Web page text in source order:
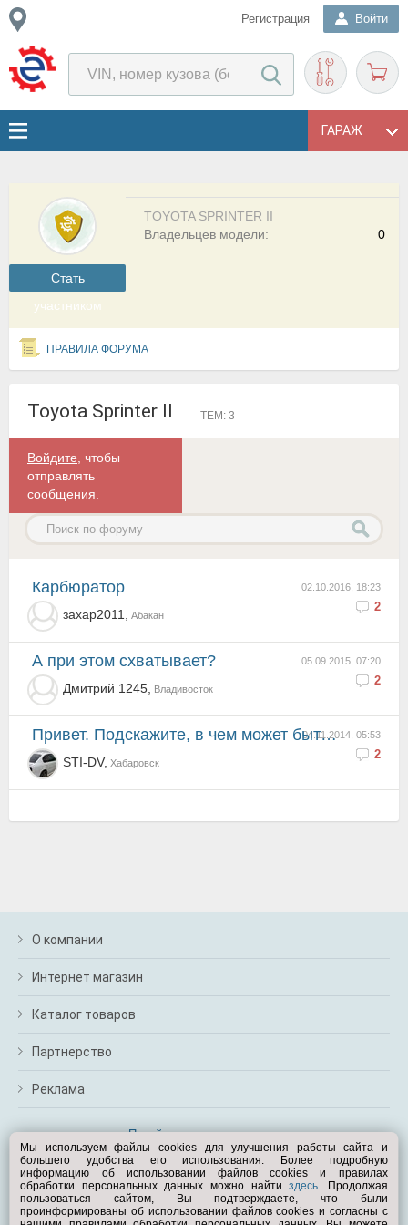
Регистрация Войти
ГАРАЖ
Cтать
участником
TOYOTA SPRINTER II
0
Владельцев модели:
ПРАВИЛА ФОРУМА
Toyota Sprinter II ТЕМ: 3
Войдите , чтобы
отправлять
сообщения.
02.10.2016, 18:23
2
карбюратор
захар2011, Абакан
05.09.2015, 07:20
2
А при этом схватывает?
Дмитрий 1245, Владивосток
04.11.2014, 05:53
2
Привет. Подскажите, в чем может быть причина?Ситуация такая: утром машина не заводится, пока не нажм...
STI-DV, Хабаровск
О компании
Интернет магазин
Каталог товаров
Партнерство
Реклама
Перейти на полную версию
Вам помочь?
© Exist.ru 1998—2026
Мы используем файлы cookies для улучшения работы сайта и
большего удобства его использования. Более подробную
информацию об использовании файлов cookies и правилах
обработки персональных данных можно найтиздесь. Продолжая
пользоваться сайтом, Вы подтверждаете, что были
проинформированы об использовании файлов cookies и согласны с